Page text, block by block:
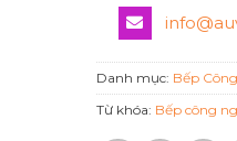
Danh mục: Bếp
Từ khóa: Bếp công